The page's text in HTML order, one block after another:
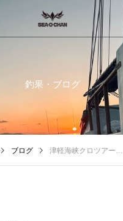
釣果・ブログ
ブログ 津軽海峡クロツアー…